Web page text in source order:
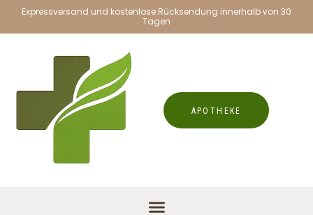
Expressversand und kostenlose Rücksendung innerhalb von 30
Tagen
APOTHEKE